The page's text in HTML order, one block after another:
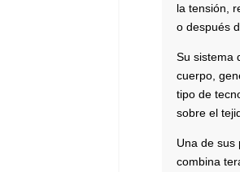
la tensión,
o después
Su sistema
cuerpo,
tipo de
sobre el
Una de sus
combina